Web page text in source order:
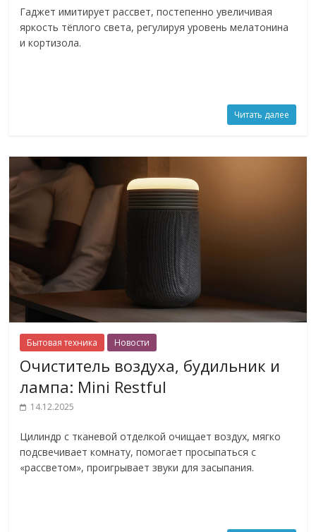
Гаджет имитирует рассвет, постепенно увеличивая
яркость тёплого света, регулируя уровень мелатонина
и кортизола.
Читать далее
Бытовая техника Новости
Очиститель воздуха, будильник и
лампа: Mini Restful
14.12.2025
Цилиндр с тканевой отделкой очищает воздух, мягко
подсвечивает комнату, помогает просыпаться с
«рассветом», проигрывает звуки для засыпания.